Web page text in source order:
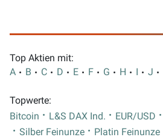
Top Aktien mit:
A
B C D E F G H I J
Topwerte:
Bitcoin
L&S DAX Ind. EUR/USD
Silber Feinunze
Platin Feinunze